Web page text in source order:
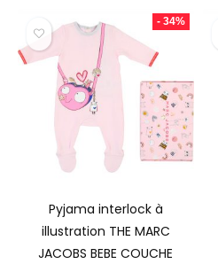
- 34%
Pyjama interlock à
illustration THE MARC
JACOBS BEBE COUCHE